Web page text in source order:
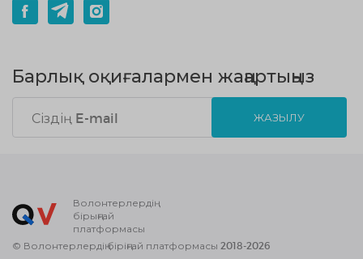
Барлық оқиғалармен жаңартыңыз
ЖАЗЫЛУ
Волонтерлердің
бірыңғай
платформасы
© Волонтерлердің біріңғай платформасы 2018-2026